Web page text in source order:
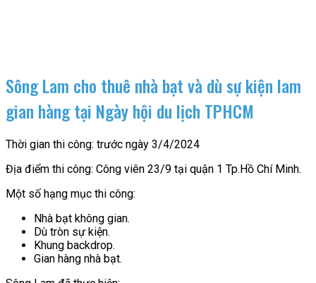
Sông Lam cho thuê nhà bạt và dù sự kiện lam
gian hàng tại Ngày hội du lịch TPHCM
Thời gian thi công: trước ngày 3/4/2024
Địa điểm thi công: Công viên 23/9 tại quận 1 Tp.Hồ Chí Minh.
Một số hạng mục thi công:
Nhà bạt không gian.
Dù tròn sự kiện.
Khung backdrop.
Gian hàng nhà bạt.